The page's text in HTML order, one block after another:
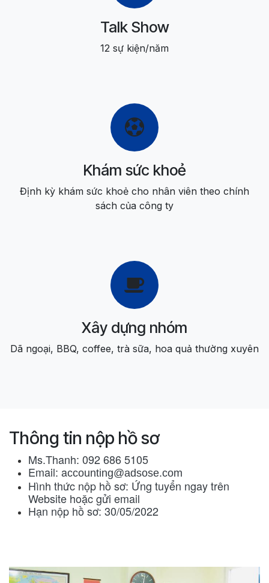
Talk Show
12 sự kiện/năm
Khám sức khoẻ
Định kỳ khám sức khoẻ cho nhân viên theo chính
sách của công ty
Xây dựng nhóm
Dã ngoại, BBQ, coffee, trà sữa, hoa quả thường xuyên
Thông tin nộp hồ sơ
Ms.Thanh: 092 686 5105
Email: accounting@adsose.com
Hình thức nộp hồ sơ: Ứng tuyển ngay trên
Website hoặc gửi email
Hạn nộp hồ sơ: 30/05/2022